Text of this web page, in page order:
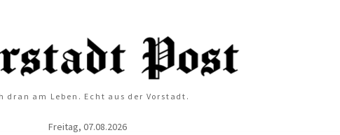
dran am Leben. Echt aus der Vorstadt.
Freitag, 07.08.2026